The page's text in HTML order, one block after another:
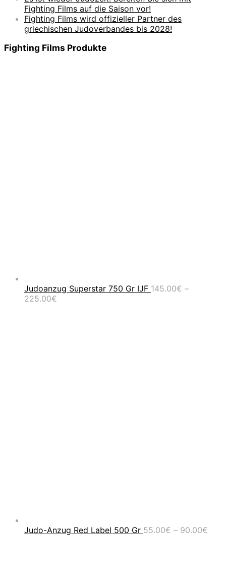
Fighting Films auf die Saison vor!
Fighting Films wird offizieller Partner des
griechischen Judoverbandes bis 2028!
Fighting Films Produkte
Judoanzug Superstar 750 Gr IJF 145.00€ –
225.00€
Judo-Anzug Red Label 500 Gr 55.00€ – 90.00€